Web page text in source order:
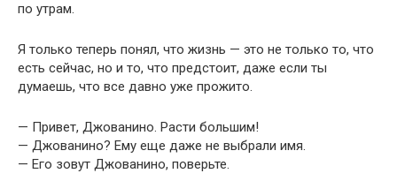
по утрам.
Я только теперь понял, что жизнь — это не только то, что
есть сейчас, но и то, что предстоит, даже если ты
думаешь, что все давно уже прожито.
— Привет, Джованино. Расти большим!
— Джованино? Ему еще даже не выбрали имя.
— Его зовут Джованино, поверьте.